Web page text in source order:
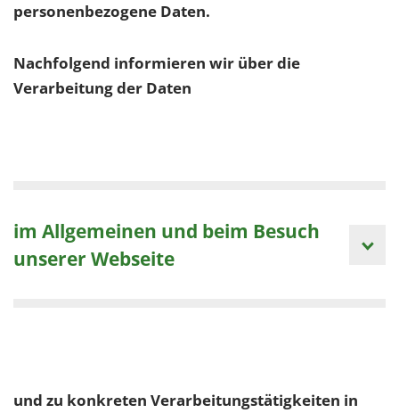
personenbezogene Daten.
Nachfolgend informieren wir über die
Verarbeitung der Daten
im Allgemeinen und beim Besuch
unserer Webseite
und zu konkreten Verarbeitungstätigkeiten in